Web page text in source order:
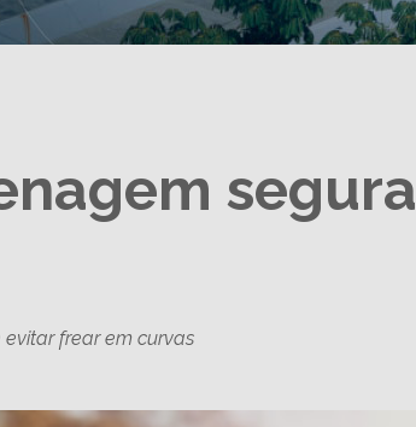
segura
frear em curvas